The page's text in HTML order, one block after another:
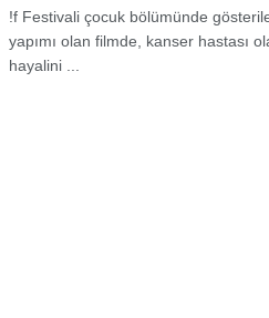
!f Festivali çocuk bölümünde
yapımı olan filmde, kanser hastası
hayalini ...